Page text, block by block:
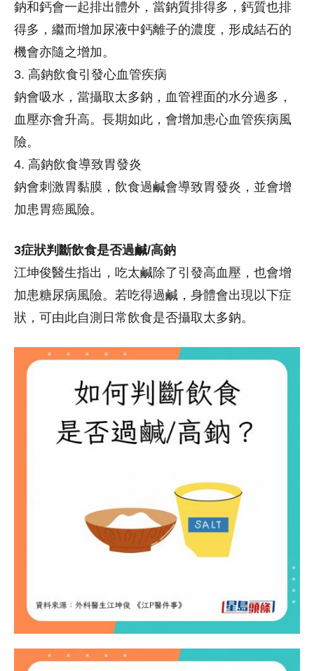
鈉和鈣會一起排出體外，當鈉質排得多，鈣質也排
得多，繼而增加尿液中鈣離子的濃度，形成結石的
機會亦隨之增加。
3. 高鈉飲食引發心血管疾病
鈉會吸水，當攝取太多鈉，血管裡面的水分過多，
血壓亦會升高。長期如此，會增加患心血管疾病風
險。
4. 高鈉飲食導致胃發炎
鈉會刺激胃黏膜，飲食過鹹會導致胃發炎，並會增
加患胃癌風險。
3症狀判斷飲食是否過鹹/高鈉
江坤俊醫生指出，吃太鹹除了引發高血壓，也會增
加患糖尿病風險。若吃得過鹹，身體會出現以下症
狀，可由此自測日常飲食是否攝取太多鈉。